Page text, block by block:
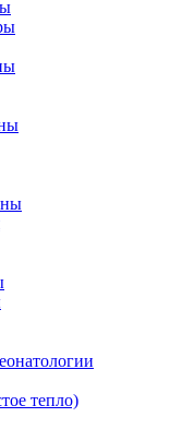
тепло)